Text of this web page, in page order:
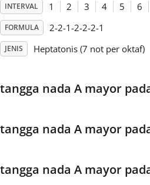
Español
Français
한국어
INTERVAL 1 2 3 4 5 6
FORMULA 2-2-1-2-2-2-1
JENIS Heptatonis (7 not per oktaf)
tangga nada A mayor
tangga nada A mayor
tangga nada A mayor